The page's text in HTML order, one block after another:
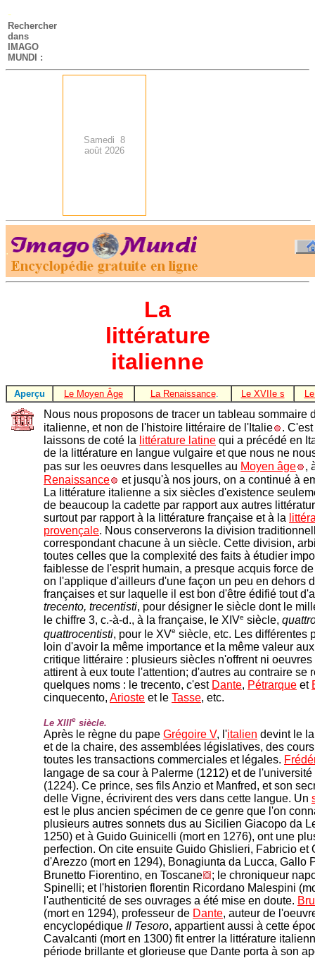
-
Rechercher
dans
IMAGO
MUNDI :
Samedi 8
août 2026
.
La
littérature
italienne
Aperçu Le Moyen Âge La Renaissance. Le XVIIe s
Nous nous proposons de tracer un tableau sommaire
italienne, et non de l'histoire littéraire de l'Italie
.
laissons de coté la littérature latine qui a précédé en
de la littérature en langue vulgaire et que nous ne
pas sur les oeuvres dans lesquelles au Moyen âge
,
Renaissance
et jusqu'à nos jours, on a continué à
La littérature italienne a six siècles d'existence
de beaucoup la cadette par rapport aux autres
surtout par rapport à la littérature française et à la
provençale. Nous conserverons la division
correspondant chacune à un siècle. Cette division,
toutes celles que la complexité des faits à étudier
faiblesse de l'esprit humain, a presque acquis force
on l'applique d'ailleurs d'une façon un peu en dehors
françaises et sur laquelle il est bon d'être édifié tout
trecento, trecentisti, pour désigner le siècle dont le
le chiffre 3, c.-à-d., à la française, le XIVe siècle,
quattrocentisti, pour le XVe siècle, etc. Les différentes
loin d'avoir la même importance et la même valeur
critique littéraire : plusieurs siècles n'offrent ni
attirent à eux toute l'attention; d'autres au contraire se
quelques noms : le trecento, c'est Dante, Pétrarque et
cinquecento, Arioste et le Tasse, etc.
Le XIIIe siècle.
Après le règne du pape Grégoire V, l'italien devint le
et de la chaire, des assemblées législatives, des
toutes les transactions commerciales et légales.
langage de sa cour à Palerme (1212) et de
(1224). Ce prince, ses fils Anzio et Manfred, et son
delle Vigne, écrivirent des vers dans cette langue. Un
est le plus ancien spécimen de ce genre que l'on
plusieurs autres sonnets dus au Sicilien Giacopo da
1250) et à Guido Guinicelli (mort en 1276), ont une
perfection. On cite ensuite Guido Ghislieri, Fabricio et
d'Arezzo (mort en 1294), Bonagiunta da Lucca, Gallo
Brunetto Fiorentino, en Toscane
; le chroniqueur
Spinelli; et l'historien florentin Ricordano Malespini
l'authenticité de ses ouvrages a été mise en doute.
(mort en 1294), professeur de Dante, auteur de
encyclopédique Il Tesoro, appartient aussi à cette
Cavalcanti (mort en 1300) fit entrer la littérature
période brillante et glorieuse que Dante porta à son